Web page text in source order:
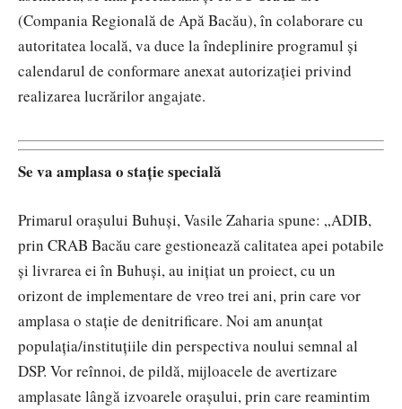
(Compania Regională de Apă Bacău), în colaborare cu
autoritatea locală, va duce la îndeplinire programul şi
calendarul de conformare anexat autorizaţiei privind
realizarea lucrărilor angajate.
Se va amplasa o stație specială
Primarul orașului Buhuși, Vasile Zaharia spune: „ADIB,
prin CRAB Bacău care gestionează calitatea apei potabile
și livrarea ei în Buhuși, au inițiat un proiect, cu un
orizont de implementare de vreo trei ani, prin care vor
amplasa o stație de denitrificare. Noi am anunțat
populația/instituțiile din perspectiva noului semnal al
DSP. Vor reînnoi, de pildă, mijloacele de avertizare
amplasate lângă izvoarele orașului, prin care reamintim